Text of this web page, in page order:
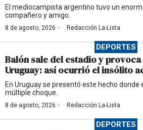
El mediocampista argentino tuvo un
compañero y amigo.
8 de agosto, 2026 · Redacción La-Lista
DEPORTES
Balón sale del estadio y
Uruguay: así ocurrió el insólito
En Uruguay se presentó este hecho donde
múltiple choque.
8 de agosto, 2026 · Redacción La-Lista
DEPORTES